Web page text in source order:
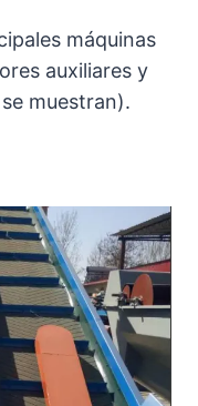
máquinas
auxiliares y
muestran).